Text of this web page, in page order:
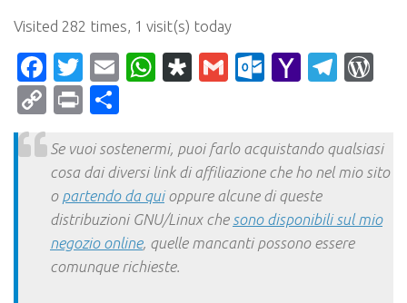
Visited 282 times, 1 visit(s) today
Facebook
Twitter
EmailWhatsApp
Diaspora
Gmail Yahoo
CopyPrint
Se vuoi sostenermi, puoi farlo acquistando qualsiasi
cosa dai diversi link di affiliazione che ho nel mio sito
o partendo da quioppure alcune di queste
distribuzioni GNU/Linux che sono disponibili sul mio
negozio online, quelle mancanti possono essere
comunque richieste.